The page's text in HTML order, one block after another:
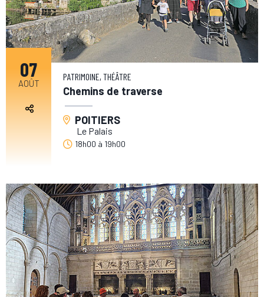
07
AOÛT
PATRIMOINE, THÉÂTRE
Chemins de traverse
POITIERS
Le Palais
18h00 à 19h00